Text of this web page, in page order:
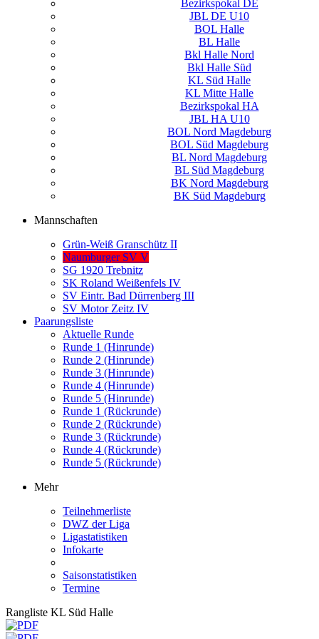
Bezirkspokal DE
JBL DE U10
BOL Halle
BL Halle
Bkl Halle Nord
Bkl Halle Süd
KL Süd Halle
KL Mitte Halle
Bezirkspokal HA
JBL HA U10
BOL Nord Magdeburg
BOL Süd Magdeburg
BL Nord Magdeburg
BL Süd Magdeburg
BK Nord Magdeburg
BK Süd Magdeburg
Mannschaften
Grün-Weiß Granschütz II
Naumburger SV V
SG 1920 Trebnitz
SK Roland Weißenfels IV
SV Eintr. Bad Dürrenberg III
SV Motor Zeitz IV
Paarungsliste
Aktuelle Runde
Runde 1 (Hinrunde)
Runde 2 (Hinrunde)
Runde 3 (Hinrunde)
Runde 4 (Hinrunde)
Runde 5 (Hinrunde)
Runde 1 (Rückrunde)
Runde 2 (Rückrunde)
Runde 3 (Rückrunde)
Runde 4 (Rückrunde)
Runde 5 (Rückrunde)
Mehr
Teilnehmerliste
DWZ der Liga
Ligastatistiken
Infokarte
Saisonstatistiken
Termine
Rangliste KL Süd Halle